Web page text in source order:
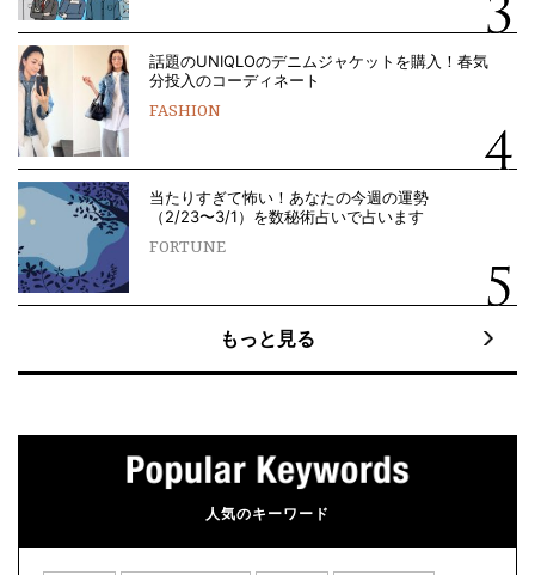
話題のUNIQLOのデニムジャケットを購入！春気
分投入のコーディネート
FASHION
当たりすぎて怖い！あなたの今週の運勢
（2/23〜3/1）を数秘術占いで占います
FORTUNE
もっと見る
人気のキーワード